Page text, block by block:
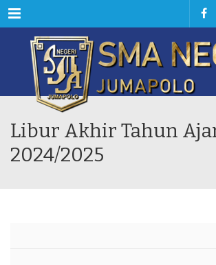
Menu
Libur Akhir Tahun
2024/2025